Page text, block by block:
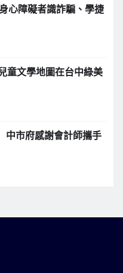
心障礙者識詐騙、學捷
童文學地圖在台中綠美
中市府感謝會計師攜手